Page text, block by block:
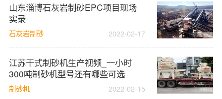
山东淄博石灰岩制砂EPC项目现场
实录
石灰岩制砂 2022-02-17
江苏干式制砂机生产视频_一小时
300吨制砂机型号还有哪些可选
制砂机 2022-02-15